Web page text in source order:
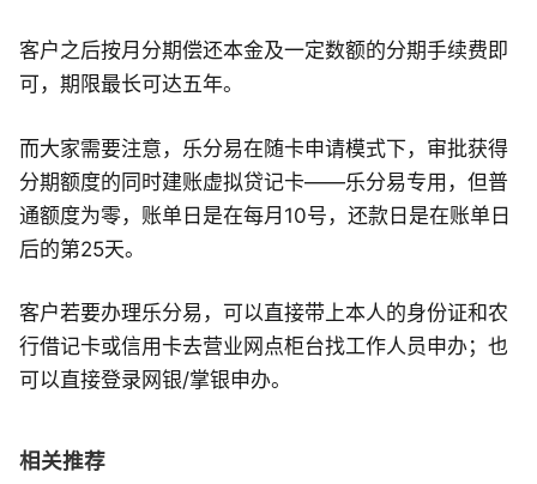
客户之后按月分期偿还本金及一定数额的分期手续费即
可，期限最长可达五年。
而大家需要注意，乐分易在随卡申请模式下，审批获得
分期额度的同时建账虚拟贷记卡——乐分易专用，但普
通额度为零，账单日是在每月10号，还款日是在账单日
后的第25天。
客户若要办理乐分易，可以直接带上本人的身份证和农
行借记卡或信用卡去营业网点柜台找工作人员申办；也
可以直接登录网银/掌银申办。
相关推荐